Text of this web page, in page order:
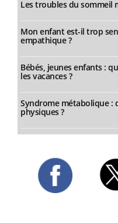
Les troubles du sommeil
Mon enfant est-il trop
empathique ?
Bébés, jeunes enfants :
les vacances ?
Syndrome métabolique :
physiques ?